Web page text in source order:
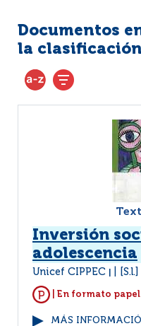
Documentos
la clasificación
Inversión
adolescencia
Unicef CIPPEC
| En formato
MÁS